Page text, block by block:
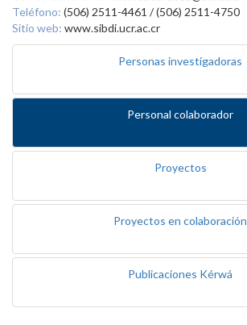
Teléfono: (506) 2511-4461 / (506) 2511-4750
Sitio web: www.sibdi.ucr.ac.cr
Personas investigadoras
Personal colaborador
Proyectos
Proyectos en colaboración
Publicaciones Kérwá